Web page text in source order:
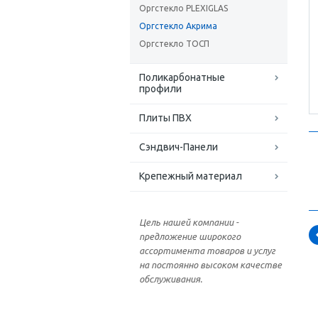
Оргстекло PLEXIGLAS
Оргстекло Акрима
Оргстекло ТОСП
Поликарбонатные
профили
Плиты ПВХ
Сэндвич-Панели
Крепежный материал
Цель нашей компании -
предложение широкого
ассортимента товаров и услуг
на постоянно высоком качестве
обслуживания.